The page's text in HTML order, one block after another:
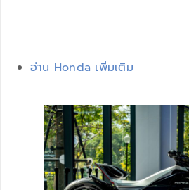
อ่าน Honda เพิ่มเติม